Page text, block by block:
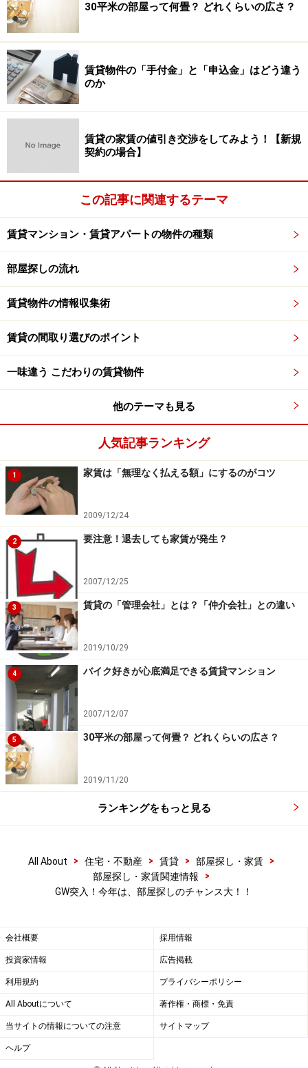
30平米の部屋って何畳？ どれくらいの広さ？
賃貸物件の「手付金」と「申込金」はどう違う
のか
賃貸の家賃の値引き交渉をしてみよう！【新規
契約の場合】
この記事に関連するテーマ
賃貸マンション・賃貸アパートの物件の種類
部屋探しの流れ
賃貸物件の情報収集術
賃貸の間取り選びのポイント
一味違う こだわりの賃貸物件
他のテーマも見る
人気記事ランキング
1 家賃は「無理なく払える額」にするのがコツ
2009/12/24
2 要注意！退去しても家賃が発生？
2007/12/25
3 賃貸の「管理会社」とは？「仲介会社」との違い
2019/10/29
4 バイク好きが心底満足できる賃貸マンション
2007/12/07
5 30平米の部屋って何畳？ どれくらいの広さ？
2019/11/20
ランキングをもっと見る
All About > 住宅・不動産 > 賃貸 > 部屋探し・家賃
>
部屋探し・家賃関連情報
>
GW突入！今年は、部屋探しのチャンス大！！
会社概要 採用情報
投資家情報 広告掲載
利用規約 プライバシーポリシー
All Aboutについて 著作権・商標・免責
当サイトの情報についての注意 サイトマップ
ヘルプ